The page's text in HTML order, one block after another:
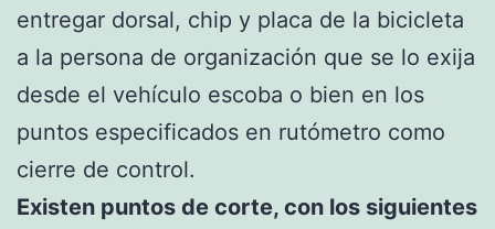
entregar dorsal, chip y placa de la bicicleta
a la persona de organización que se lo exija
desde el vehículo escoba o bien en los
puntos especificados en rutómetro como
cierre de control.
Existen puntos de corte, con los siguientes